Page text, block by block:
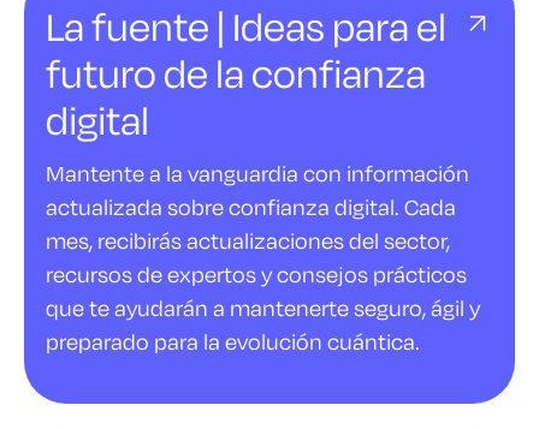
La fuente | Ideas para el
futuro de la confianza
digital
Mantente a la vanguardia con información
actualizada sobre confianza digital. Cada
mes, recibirás actualizaciones del sector,
recursos de expertos y consejos prácticos
que te ayudarán a mantenerte seguro, ágil y
preparado para la evolución cuántica.